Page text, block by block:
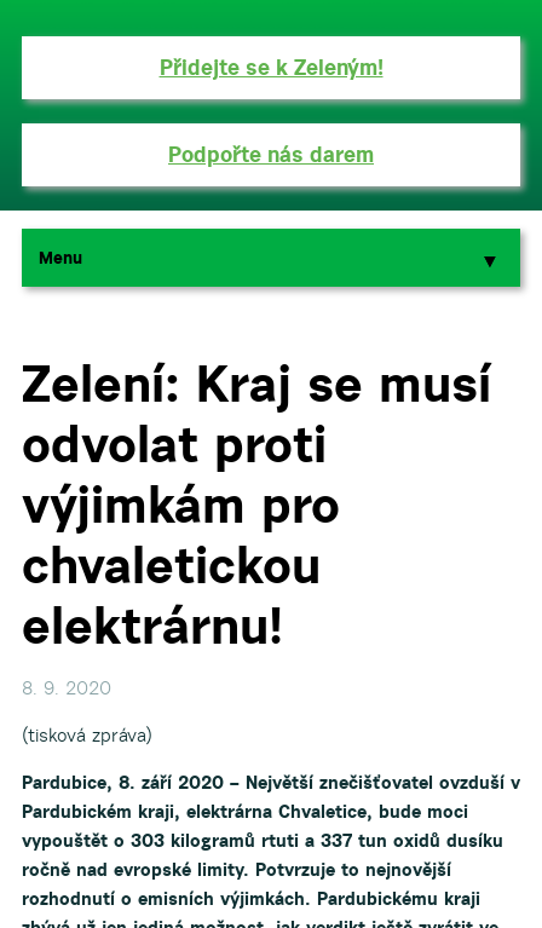
Přidejte se k Zeleným!
Podpořte nás darem
Menu ▼
▼
Zelení: Kraj se musí
odvolat proti
výjimkám pro
chvaletickou
elektrárnu!
8. 9. 2020
(tisková zpráva)
Pardubice, 8. září 2020 – Největší znečišťovatel ovzduší v
Pardubickém kraji, elektrárna Chvaletice, bude moci
vypouštět o 303 kilogramů rtuti a 337 tun oxidů dusíku
ročně nad evropské limity. Potvrzuje to nejnovější
rozhodnutí o emisních výjimkách. Pardubickému kraji